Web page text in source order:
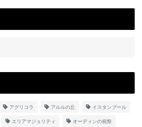
アグリコラ アルルの丘 イスタンブール
エリアマジョリティ オーディンの祝祭